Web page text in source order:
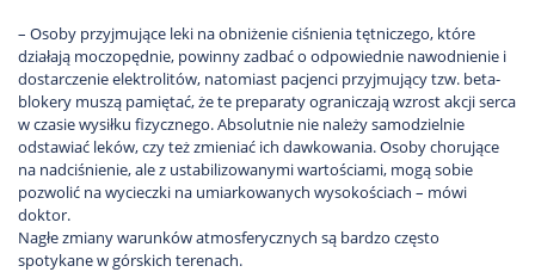
– Osoby przyjmujące leki na obniżenie ciśnienia tętniczego, które
działają moczopędnie, powinny zadbać o odpowiednie nawodnienie i
dostarczenie elektrolitów, natomiast pacjenci przyjmujący tzw. beta-
blokery muszą pamiętać, że te preparaty ograniczają wzrost akcji serca
w czasie wysiłku fizycznego. Absolutnie nie należy samodzielnie
odstawiać leków, czy też zmieniać ich dawkowania. Osoby chorujące
na nadciśnienie, ale z ustabilizowanymi wartościami, mogą sobie
pozwolić na wycieczki na umiarkowanych wysokościach – mówi
doktor.
Nagłe zmiany warunków atmosferycznych są bardzo często
spotykane w górskich terenach.